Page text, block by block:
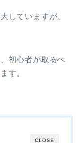
していますが、
初心者が取るべ
す。
CLOSE